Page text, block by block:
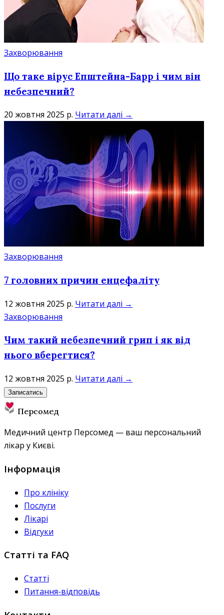
Захворювання
Що таке вірус Епштейна-Барр і чим він
небезпечний?
20 жовтня 2025 р. Читати далі →
Захворювання
7 головних причин енцефаліту
12 жовтня 2025 р. Читати далі →
Захворювання
Чим такий небезпечний грип і як від
нього вберегтися?
12 жовтня 2025 р. Читати далі →
Записатись
Персомед
Медичний центр Персомед — ваш персональний
лікар у Києві.
Інформація
Про клініку
Послуги
Лікарі
Відгуки
Статті та FAQ
Статті
Питання-відповідь